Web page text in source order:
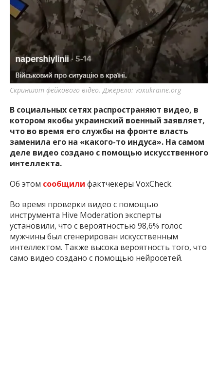
Скриншот фейкового відео. Джерело: voxukraine.org
В социальных сетях распространяют видео, в
котором якобы украинский военный заявляет,
что во время его службы на фронте власть
заменила его на «какого-то индуса». На самом
деле видео создано с помощью искусственного
интеллекта.
Об этом сообщили фактчекеры VoxCheck.
Во время проверки видео с помощью
инструмента Hive Moderation эксперты
установили, что с вероятностью 98,6% голос
мужчины был сгенерирован искусственным
интеллектом. Также высока вероятность того, что
само видео создано с помощью нейросетей.